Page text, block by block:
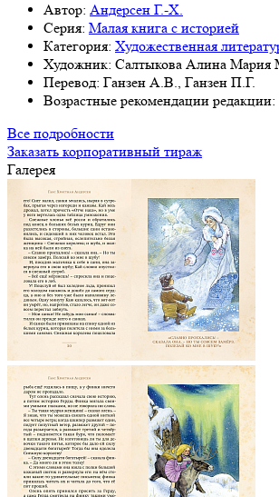
Автор: Андерсен Г.-Х.
Серия: Малая книга с историей
Категория: Художественная
Художник: Салтыкова Алина Мария
Перевод: Ганзен А.В., Ганзен П.Г.
Возрастные рекомендации редакции:
Все подробности
Заказать корпоративный тираж
Галерея